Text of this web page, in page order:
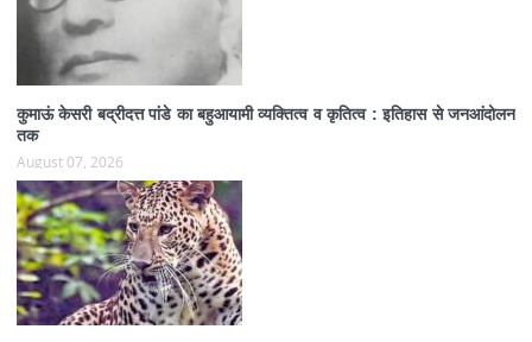
कुमाऊं केसरी बद्रीदत्त पांडे का बहुआयामी व्यक्तित्व व कृतित्व : इतिहास से जनआंदोलन
तक
August 07, 2026